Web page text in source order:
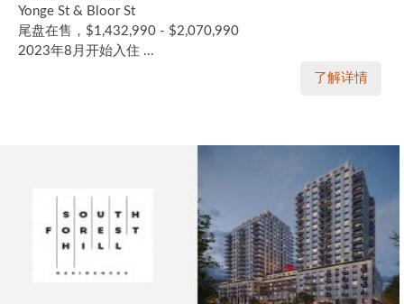
Yonge St & Bloor St
尾盘在售，$1,432,990 - $2,070,990
2023年8月开始入住 ...
了解详情